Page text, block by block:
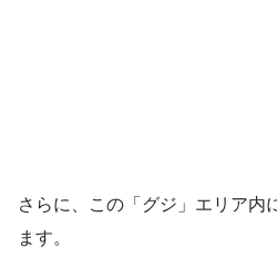
さらに、この「グジ」エリア内
ます。